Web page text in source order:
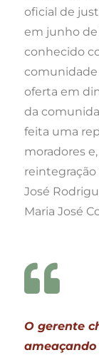
oficial de
em junho de
conhecido
comunidade
oferta em
da
feita uma
moradores
reintegração
José
Maria José
O gerente